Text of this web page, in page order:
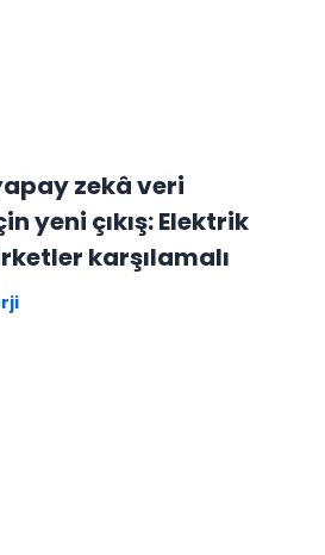
zekâ veri
yeni çıkış: Elektrik
karşılamalı